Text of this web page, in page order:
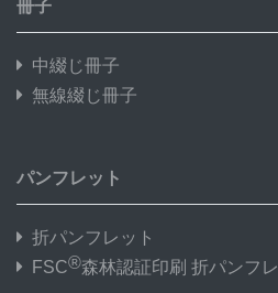
冊子
中綴じ冊子
無線綴じ冊子
パンフレット
折パンフレット
FSC®森林認証印刷 折パンフ